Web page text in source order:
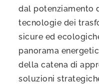
dal potenziamento
tecnologie dei
sicure ed
panorama
della catena di
soluzioni